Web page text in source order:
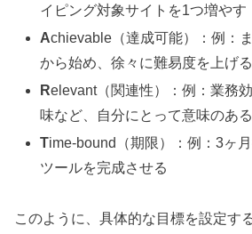
イピング対象サイトを1つ増やす
Achievable（達成可能）：例：
から始め、徐々に難易度を上げる
Relevant（関連性）：例：業務
味など、自分にとって意味のあ
Time-bound（期限）：例：3ヶ
ツールを完成させる
このように、具体的な目標を設定す